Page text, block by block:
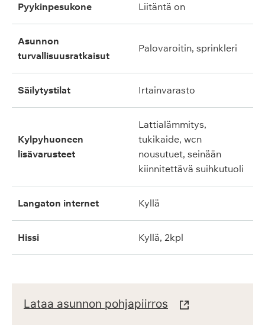
pyykinpesukone liitäntä on
asunnon
turvallisuusratkaisut
palovaroitin, sprinkleri
säilytystilat irtainvarasto
kylpyhuoneen
lisävarusteet
lattialämmitys,
tukikaide, wcn
nousutuet, seinään
kiinnitettävä suihkutuoli
langaton internet kyllä
hissi kyllä, 2kpl
Lataa asunnon pohjapiirros